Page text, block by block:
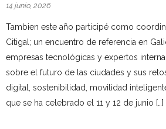
14 junio, 2026
Tambien este año participé como
Citigal; un encuentro de referencia en
empresas tecnológicas y expertos
sobre el futuro de las ciudades y sus
digital, sostenibilidad, movilidad
que se ha celebrado el 11 y 12 de junio […]